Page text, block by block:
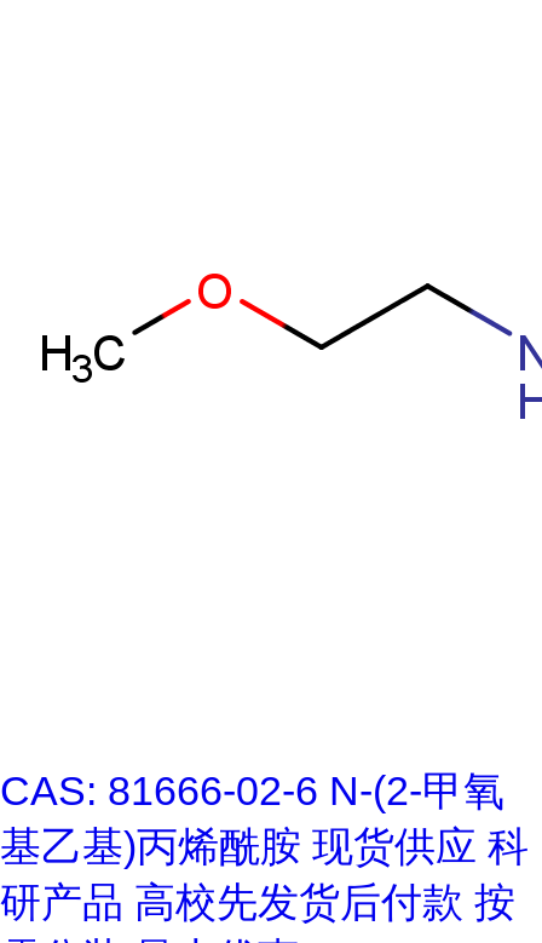
CAS: 81666-02-6 N-(2-甲氧
基乙基)丙烯酰胺 现货供应 科
研产品 高校先发货后付款 按